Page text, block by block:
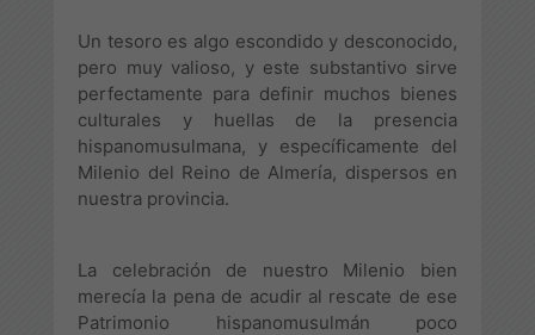
Un tesoro es algo escondido y desconocido,
pero muy valioso, y este substantivo sirve
perfectamente para definir muchos bienes
culturales y huellas de la presencia
hispanomusulmana, y específicamente del
Milenio del Reino de Almería, dispersos en
nuestra provincia.
La celebración de nuestro Milenio bien
merecía la pena de acudir al rescate de ese
Patrimonio hispanomusulmán poco